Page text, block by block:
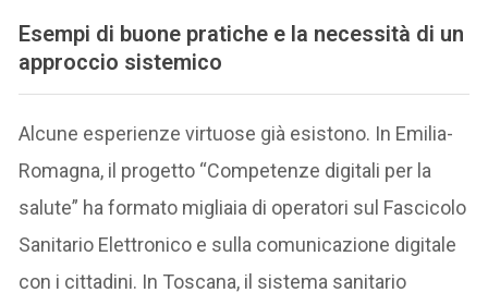
Esempi di buone pratiche e la necessità di un
approccio sistemico
Alcune esperienze virtuose già esistono. In Emilia-
Romagna, il progetto “Competenze digitali per la
salute” ha formato migliaia di operatori sul Fascicolo
Sanitario Elettronico e sulla comunicazione digitale
con i cittadini. In Toscana, il sistema sanitario